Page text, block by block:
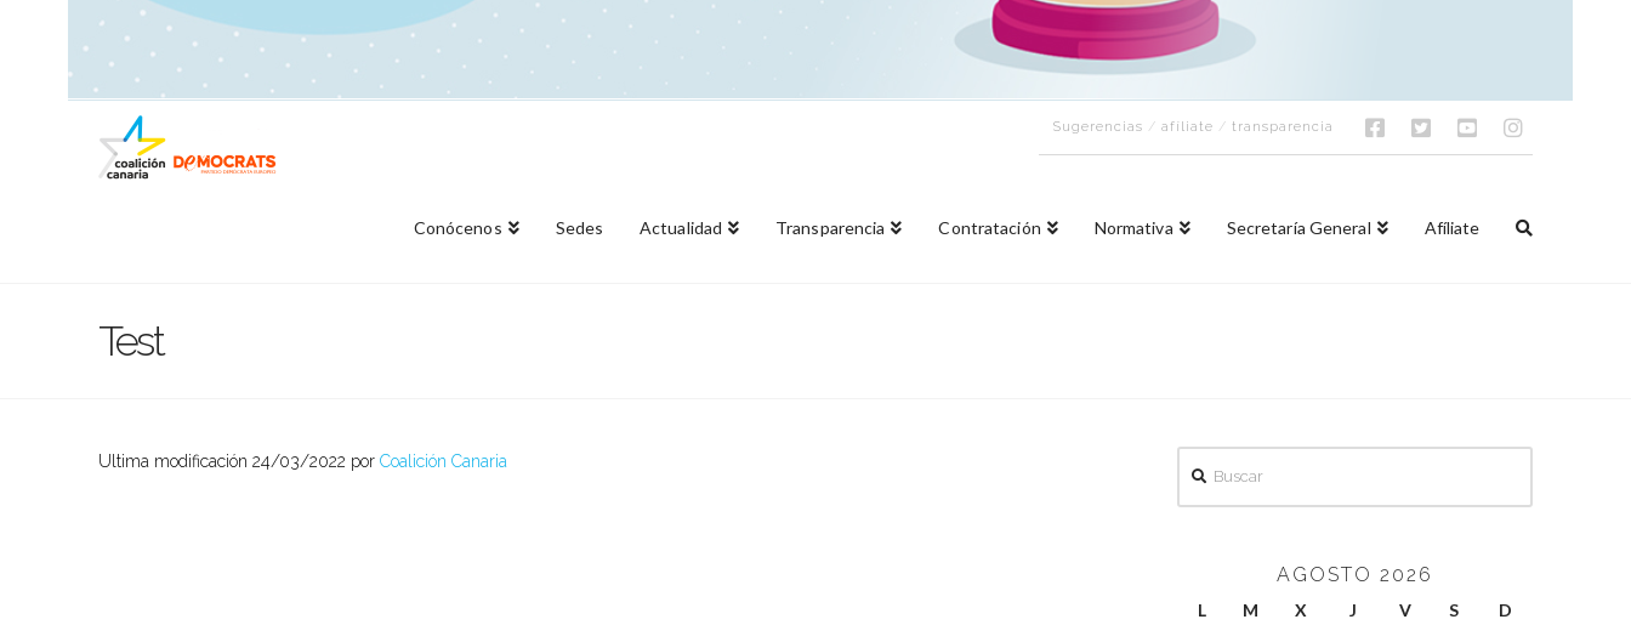
Sugerencias /afíliate /transparencia
Conócenos Sedes Actualidad Transparencia Contratación Normativa Secretaría General Afíliate
Test
Ultima modificación 24/03/2022 por Coalición Canaria
AGOSTO 2026
L M X J V S D